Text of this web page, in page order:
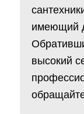
имеющий
высокий